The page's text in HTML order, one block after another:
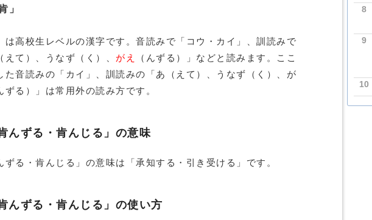
」
は高校生レベルの漢字です。音読みで「コウ・カイ」、訓読みで
えて）、うなず（く）、 がえ
（んずる）」などと読みます。ここ
た音読みの「カイ」、訓読みの「あ（えて）、うなず（く）、が
ずる）」は常用外の読み方です。
肯んずる・肯んじる」の意味
ずる・肯んじる」の意味は「承知する・引き受ける」です。
肯んずる・肯んじる」の使い方
8
9
10